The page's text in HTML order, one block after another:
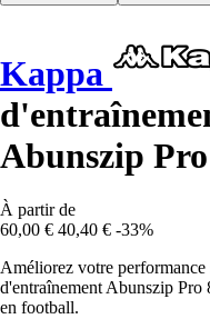
Kappa
Abunszip
À partir de
60,00 € 40,40 € -33%
Améliorez votre
d'entraînement Abunszip
en football.